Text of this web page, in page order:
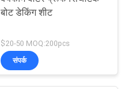
बोट डेकिंग शीट
$20-50 MOQ:200pcs
संपर्क